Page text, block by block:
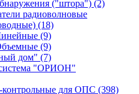
("штора") (2)
радиоволновые
(18)
(9)
(9)
дом" (7)
система "ОРИОН"
для ОПС (398)